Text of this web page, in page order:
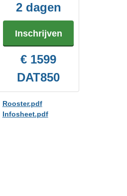
2 dagen
Inschrijven
€ 1599
DAT850
Rooster.pdf
Infosheet.pdf